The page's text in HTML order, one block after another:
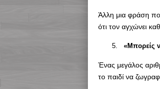
Άλλη μια φράση
ότι τον αγχώνει
«Μπορείς
Ένας μεγάλος
το παιδί να